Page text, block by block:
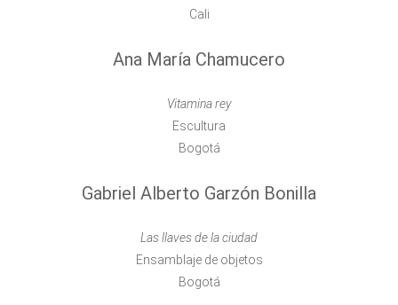
Cali
Ana María Chamucero
Vitamina rey
Escultura
Bogotá
Gabriel Alberto Garzón Bonilla
Las llaves de la ciudad
Ensamblaje de objetos
Bogotá